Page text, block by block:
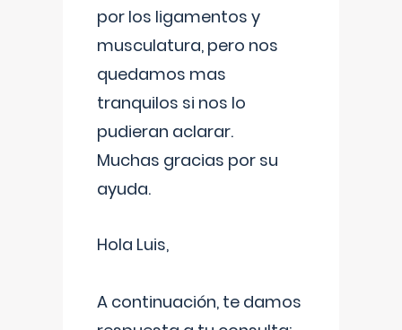
por los ligamentos y
musculatura, pero nos
quedamos mas
tranquilos si nos lo
pudieran aclarar.
Muchas gracias por su
ayuda.
Hola Luis,
A continuación, te damos